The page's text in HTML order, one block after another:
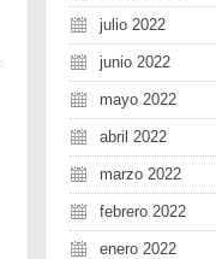
julio 2022
junio 2022
mayo 2022
abril 2022
marzo 2022
febrero 2022
enero 2022